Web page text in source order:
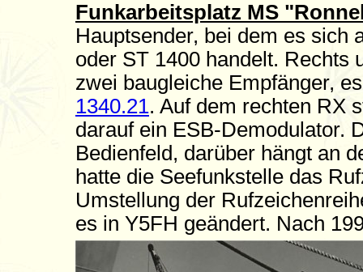
Funkarbeitsplatz MS
Hauptsender, bei dem es sich
oder ST 1400 handelt. Rechts
zwei baugleiche Empfänger,
1340.21. Auf dem rechten RX
darauf ein ESB-Demodulator.
Bedienfeld, darüber hängt an
hatte die Seefunkstelle das
Umstellung der
es in Y5FH geändert. Nach